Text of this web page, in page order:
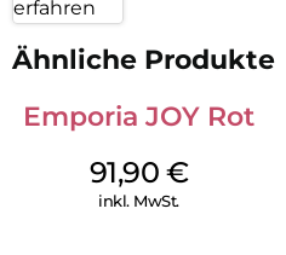
erfahren
Ähnliche Produkte
Emporia JOY Rot
91,90 €
inkl. MwSt.